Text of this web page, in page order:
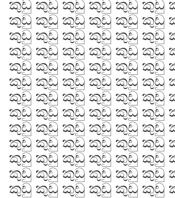
කුඩු කුඩු කුඩු කුඩු කුඩු කුඩු
කුඩු කුඩු කුඩු කුඩු කුඩු කුඩු
කුඩු කුඩු කුඩු කුඩු කුඩු කුඩු
කුඩු කුඩු කුඩු කුඩු කුඩු කුඩු
කුඩු කුඩු කුඩු කුඩු කුඩු කුඩු
කුඩු කුඩු කුඩු කුඩු කුඩු කුඩු
කුඩු කුඩු කුඩු කුඩු කුඩු කුඩු
කුඩු කුඩු කුඩු කුඩු කුඩු කුඩු
කුඩු කුඩු කුඩු කුඩු කුඩු කුඩු
කුඩු කුඩු කුඩු කුඩු කුඩු කුඩු
කුඩු කුඩු කුඩු කුඩු කුඩු කුඩු
කුඩු කුඩු කුඩු කුඩු කුඩු කුඩු
කුඩු කුඩු කුඩු කුඩු කුඩු කුඩු